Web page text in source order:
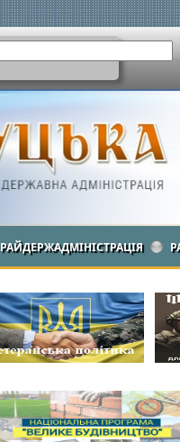
РАЙДЕРЖАДМІНІСТРАЦІЯ